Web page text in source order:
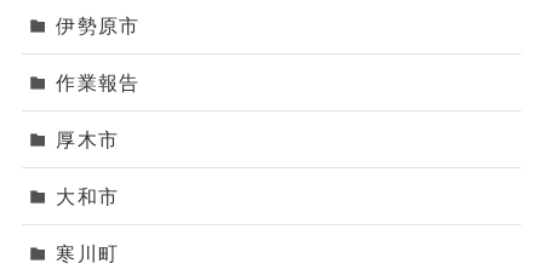
伊勢原市
作業報告
厚木市
大和市
寒川町